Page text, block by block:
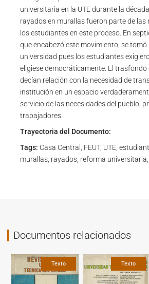
universitaria en la UTE durante la
rayados en murallas fueron parte de las
los estudiantes en este proceso. En
que encabezó este movimiento, se tomó
universidad pues los estudiantes
eligiese democráticamente. El trasfondo
decían relación con la necesidad de
institución en un espacio
servicio de las necesidades del pueblo,
trabajadores.
Trayectoria del Documento:
Tags: Casa Central, FEUT, UTE,
murallas, rayados, reforma
Documentos relacionados
Texto Texto